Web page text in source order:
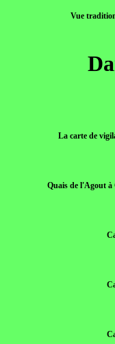
Vue
La carte de
Quais de l'Agout à